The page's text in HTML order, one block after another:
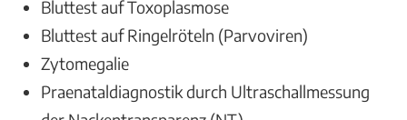
Bluttest auf Toxoplasmose
Bluttest auf Ringelröteln (Parvoviren)
Zytomegalie
Praenataldiagnostik durch Ultraschallmessung